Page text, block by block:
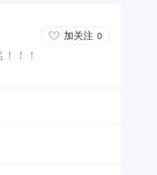
加关注 0
！！